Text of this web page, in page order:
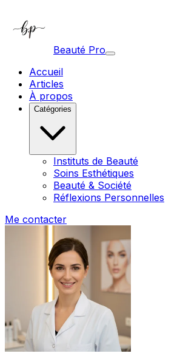
Beauté Pro
Accueil
Articles
À propos
Catégories
Instituts de Beauté
Soins Esthétiques
Beauté & Société
Réflexions Personnelles
Me contacter